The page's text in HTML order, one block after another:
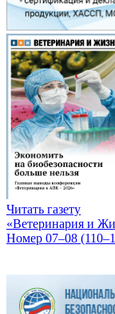
Читать газету
«Ветеринария и
Номер 07–08